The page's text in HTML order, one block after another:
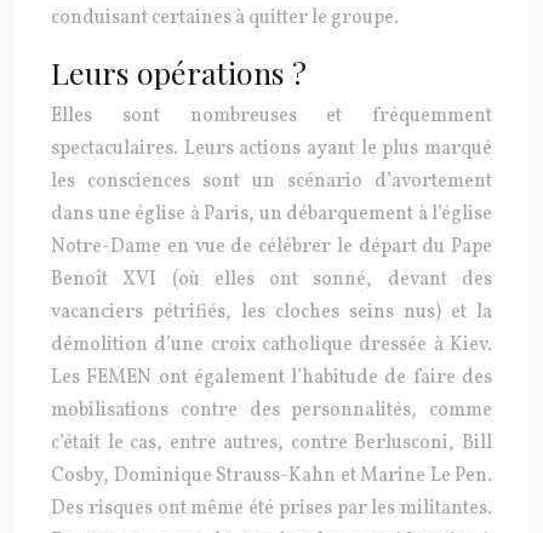
conduisant certaines à quitter le groupe.
Leurs opérations ?
Elles sont nombreuses et fréquemment
spectaculaires. Leurs actions ayant le plus marqué
les consciences sont un scénario d’avortement
dans une église à Paris, un débarquement à l’église
Notre-Dame en vue de célébrer le départ du Pape
Benoît XVI (où elles ont sonné, devant des
vacanciers pétrifiés, les cloches seins nus) et la
démolition d’une croix catholique dressée à Kiev.
Les FEMEN ont également l’habitude de faire des
mobilisations contre des personnalités, comme
c’était le cas, entre autres, contre Berlusconi, Bill
Cosby, Dominique Strauss-Kahn et Marine Le Pen.
Des risques ont même été prises par les militantes.